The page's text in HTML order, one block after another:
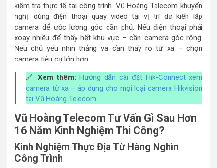
kiểm tra thực tế tại công trình. Vũ Hoàng Telecom khuyến
nghị: dùng điện thoại quay video tại vị trí dự kiến lắp
camera để ước lượng góc cần phủ. Nếu điện thoại phải
xoay nhiều để thấy hết khu vực – cần camera góc rộng.
Nếu chủ yếu nhìn thẳng và cần thấy rõ từ xa – chọn
camera tiêu cự lớn hơn.
🔗 Xem thêm: Hướng dẫn cài đặt Hik-Connect xem
camera từ xa – áp dụng cho mọi loại camera Hikvision
tại Vũ Hoàng Telecom
Vũ Hoàng Telecom Tư Vấn Gì Sau Hơn
16 Năm Kinh Nghiệm Thi Công?
Kinh Nghiệm Thực Địa Từ Hàng Nghìn
Công Trình